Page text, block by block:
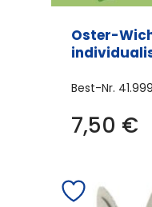
Oster-
Best-Nr. 41.999
7,50 €